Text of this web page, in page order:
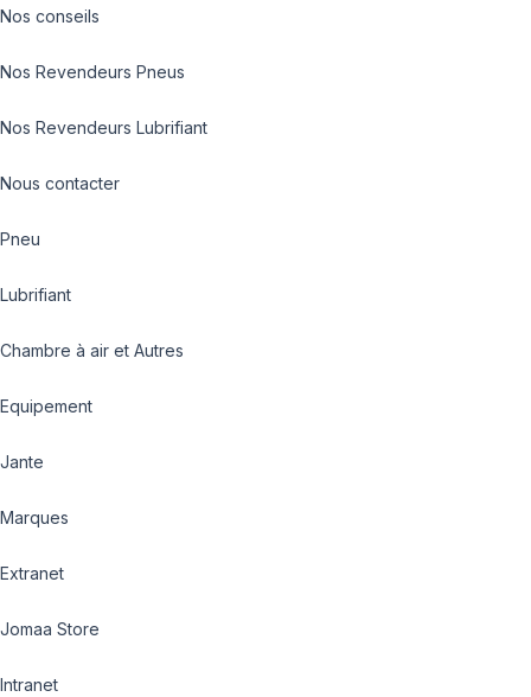
Nos conseils
Nos Revendeurs Pneus
Nos Revendeurs Lubrifiant
Nous contacter
Pneu
Lubrifiant
Chambre à air et Autres
Equipement
Jante
Marques
Extranet
Jomaa Store
Intranet